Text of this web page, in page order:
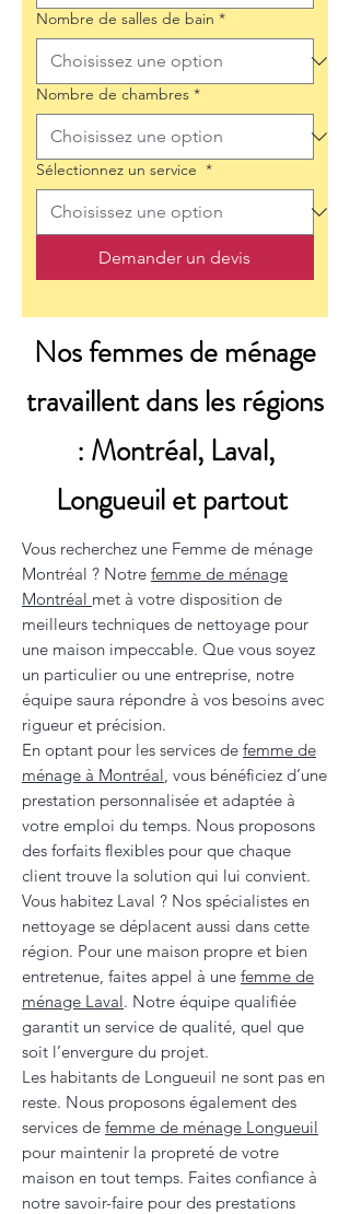
Nombre de salles de bain *
Nombre de chambres *
Sélectionnez un service *
Demander un devis
Nos femmes de ménage
travaillent dans les régions
: Montréal, Laval,
Longueuil et partout
Vous recherchez une Femme de ménage
Montréal ? Notre femme de ménage
Montréal met à votre disposition de
meilleurs techniques de nettoyage pour
une maison impeccable. Que vous soyez
un particulier ou une entreprise, notre
équipe saura répondre à vos besoins avec
rigueur et précision.
En optant pour les services de femme de
ménage à Montréal, vous bénéficiez d’une
prestation personnalisée et adaptée à
votre emploi du temps. Nous proposons
des forfaits flexibles pour que chaque
client trouve la solution qui lui convient.
Vous habitez Laval ? Nos spécialistes en
nettoyage se déplacent aussi dans cette
région. Pour une maison propre et bien
entretenue, faites appel à une femme de
ménage Laval. Notre équipe qualifiée
garantit un service de qualité, quel que
soit l’envergure du projet.
Les habitants de Longueuil ne sont pas en
reste. Nous proposons également des
services de femme de ménage Longueuil
pour maintenir la propreté de votre
maison en tout temps. Faites confiance à
notre savoir-faire pour des prestations